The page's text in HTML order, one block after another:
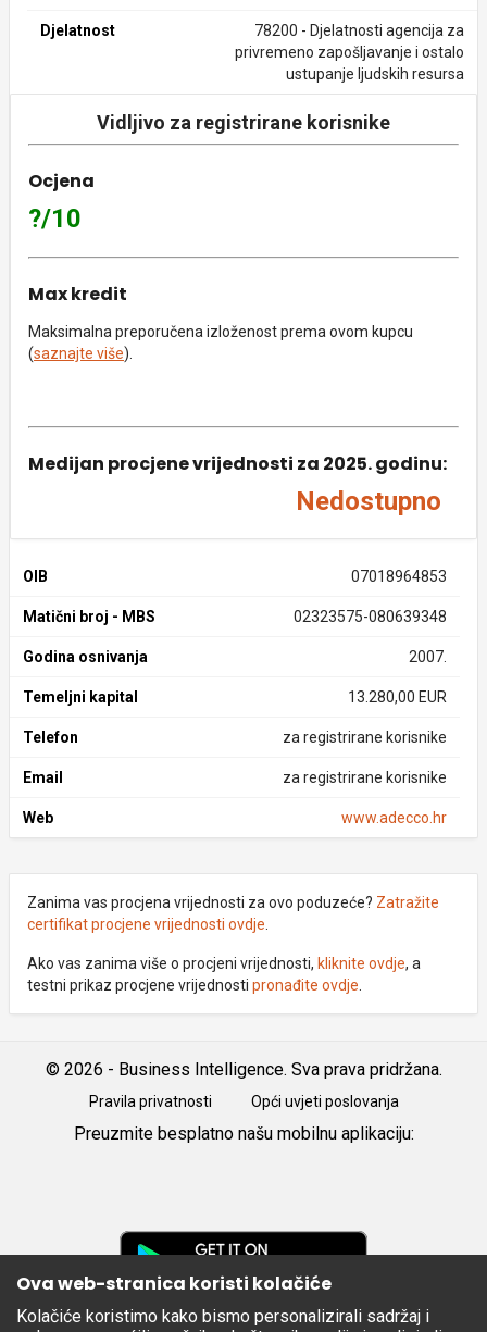
Djelatnost
78200 - Djelatnosti agencija za
privremeno zapošljavanje i ostalo
ustupanje ljudskih resursa
Vidljivo za registrirane korisnike
Ocjena
?/10
Max kredit
Maksimalna preporučena izloženost prema ovom kupcu
(saznajte više).
Medijan procjene vrijednosti za 2025. godinu:
Nedostupno
OIB 07018964853
Matični broj - MBS 02323575-080639348
Godina osnivanja 2007.
Temeljni kapital 13.280,00 EUR
Telefon za registrirane korisnike
Email za registrirane korisnike
Web www.adecco.hr
Zanima vas procjena vrijednosti za ovo poduzeće? Zatražite
certifikat procjene vrijednosti ovdje
Ako vas zanima više o procjeni vrijednosti, kliknite ovdje, a
testni prikaz procjene vrijednosti pronađite ovdje
© 2026 - Business Intelligence. Sva prava pridržana.
Pravila privatnosti Opći uvjeti poslovanja
Preuzmite besplatno našu mobilnu aplikaciju:
Ova web-stranica koristi kolačiće
Kolačiće koristimo kako bismo personalizirali sadržaj i